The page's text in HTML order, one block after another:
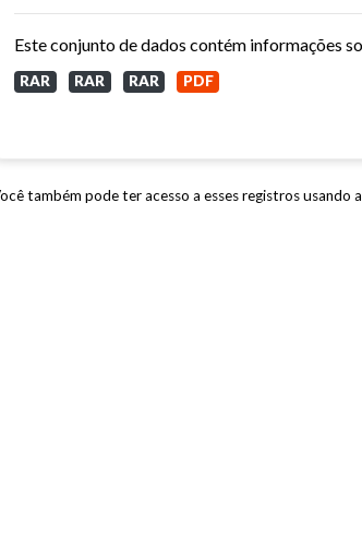
RAR RAR RAR PDF
também pode ter acesso a esses registros usando a